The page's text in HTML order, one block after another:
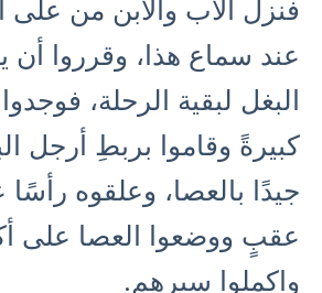
فنزل الأب والابن من على
عند سماع هذا، وقرروا أن
البغل لبقية الرحلة،
كبيرةً وقاموا بربطِ أرجل
جيدًا بالعصا، وعلقوه
عقبٍ ووضعوا العصا على
واكملوا سيرهم.